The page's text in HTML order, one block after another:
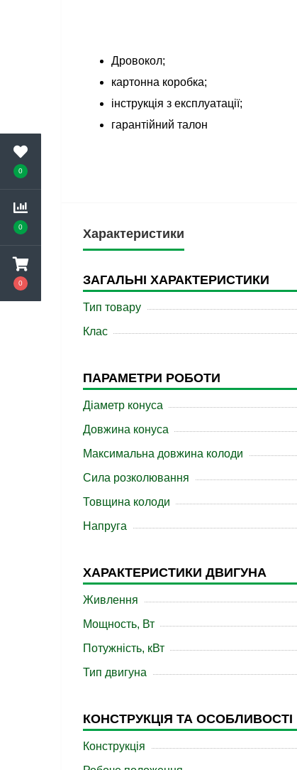
0
0
0
Дровокол;
картонна коробка;
інструкція з експлуатації;
гарантійний талон
Характеристики
ЗАГАЛЬНІ ХАРАКТЕРИСТИКИ
Тип товару
Клас
ПАРАМЕТРИ РОБОТИ
Діаметр конуса
Довжина конуса
Максимальна довжина колоди
Сила розколювання
Товщина колоди
Напруга
ХАРАКТЕРИСТИКИ ДВИГУНА
Живлення
Мощность, Вт
Потужність, кВт
Тип двигуна
КОНСТРУКЦІЯ ТА ОСОБЛИВОСТІ
Конструкція